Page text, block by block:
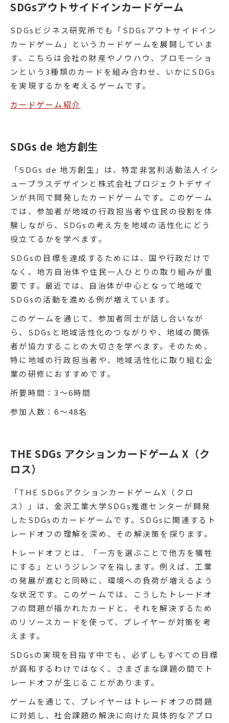
SDGsアウトサイドインカードゲーム
SDGsビジネス研究所でも「SDGsアウトサイドイン
カードゲーム」というカードゲームを展開していま
す。こちらは会社の財産やノウハウ、プロモーショ
ンという3種類のカードを組み合わせ、いかにSDGs
を実現するかを考えるゲームです。
カードゲーム紹介
SDGs de 地方創生
「SDGs de 地方創生」は、特定非営利活動法人イシ
ュープラスデザインと株式会社プロジェクトデザイ
ンが共同で開発したカードゲームです。このゲーム
では、参加者が地域の行政担当者や住民の役割を体
験しながら、SDGsの考え方を地域の活性化にどう
役立てるかを学べます。
SDGsの目標を達成するためには、国や行政だけで
なく、地方自治体や住民一人ひとりの取り組みが重
要です。最近では、自治体が中心となって地域で
SDGsの活動を進める例が増えています。
このゲームを通じて、参加者同士が話し合いなが
ら、SDGsと地域活性化のつながりや、地域の関係
者が協力することの大切さを学べます。そのため、
特に地域の行政担当者や、地域活性化に取り組む企
業の研修におすすめです。
所要時間：3〜6時間
参加人数：6〜48名
THE SDGs アクションカードゲーム X（ク
ロス）
「THE SDGsアクションカードゲームX（クロ
ス）」は、金沢工業大学SDGs推進センターが開発
したSDGsのカードゲームです。SDGsに関連するト
レードオフの理解を深め、その解決策を探ります。
トレードオフとは、「一方を選ぶことで他方を犠牲
にする」というジレンマを指します。例えば、工業
の発展が進むと同時に、環境への負荷が増えるよう
な状況です。このゲームでは、こうしたトレードオ
フの問題が描かれたカードと、それを解決するため
のリソースカードを使って、プレイヤーが対策を考
えます。
SDGsの実現を目指す中でも、必ずしもすべての目標
が調和するわけではなく、さまざまな課題の間でト
レードオフが生じることがあります。
ゲームを通じて、プレイヤーはトレードオフの問題
に対処し、社会課題の解決に向けた具体的なアプロ